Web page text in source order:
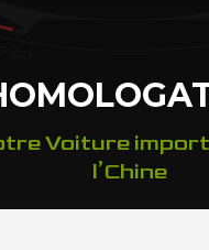
Voiture
l’Chine